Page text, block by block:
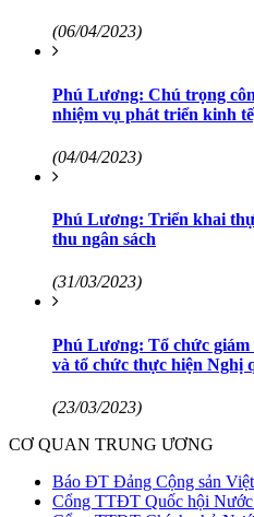
(06/04/2023)
Phú Lương: Chú trọng
nhiệm vụ phát triển kinh
(04/04/2023)
Phú Lương: Triển khai
thu ngân sách
(31/03/2023)
Phú Lương: Tổ chức giám
và tổ chức thực hiện Nghị
(23/03/2023)
CƠ QUAN TRUNG ƯƠNG
Báo ĐT Đảng Cộng sản
Cổng TTĐT Quốc hội